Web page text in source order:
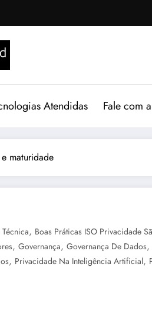
Atendidas Fale com
maturidade
, Boas Práticas ISO Privacidade
, Governança, Governança De Dados,
, Privacidade Na Inteligência Artificial,